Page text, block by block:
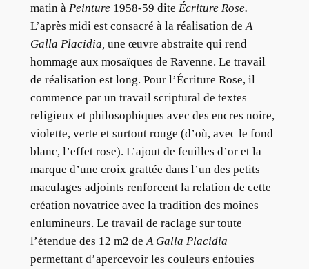
matin à Peinture1958-59 dite Écriture Rose.
L’après midi est consacré à la réalisation de A
Galla Placidia, une œuvre abstraite qui rend
hommage aux mosaïques de Ravenne. Le travail
de réalisation est long. Pour l’Écriture Rose, il
commence par un travail scriptural de textes
religieux et philosophiques avec des encres noire,
violette, verte et surtout rouge (d’où, avec le fond
blanc, l’effet rose). L’ajout de feuilles d’or et la
marque d’une croix grattée dans l’un des petits
maculages adjoints renforcent la relation de cette
création novatrice avec la tradition des moines
enlumineurs. Le travail de raclage sur toute
l’étendue des 12 m2 de A Galla Placidia
permettant d’apercevoir les couleurs enfouies